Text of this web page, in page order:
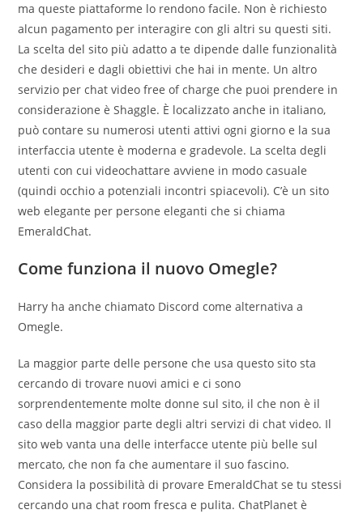
ma queste piattaforme lo rendono facile. Non è richiesto
alcun pagamento per interagire con gli altri su questi siti.
La scelta del sito più adatto a te dipende dalle funzionalità
che desideri e dagli obiettivi che hai in mente. Un altro
servizio per chat video free of charge che puoi prendere in
considerazione è Shaggle. È localizzato anche in italiano,
può contare su numerosi utenti attivi ogni giorno e la sua
interfaccia utente è moderna e gradevole. La scelta degli
utenti con cui videochattare avviene in modo casuale
(quindi occhio a potenziali incontri spiacevoli). C’è un sito
web elegante per persone eleganti che si chiama
EmeraldChat.
Come funziona il nuovo Omegle?
Harry ha anche chiamato Discord come alternativa a
Omegle.
La maggior parte delle persone che usa questo sito sta
cercando di trovare nuovi amici e ci sono
sorprendentemente molte donne sul sito, il che non è il
caso della maggior parte degli altri servizi di chat video. Il
sito web vanta una delle interfacce utente più belle sul
mercato, che non fa che aumentare il suo fascino.
Considera la possibilità di provare EmeraldChat se tu stessi
cercando una chat room fresca e pulita. ChatPlanet è